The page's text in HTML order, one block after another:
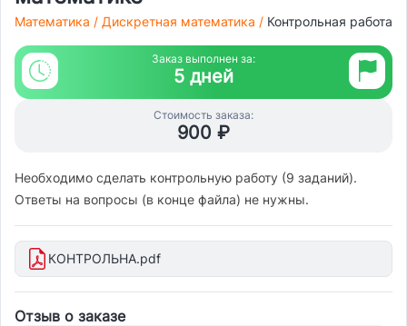
Математика / Дискретная математика / Контрольная работа
Заказ выполнен за:
5 дней
Стоимость заказа:
900 ₽
Необходимо сделать контрольную работу (9 заданий).
Ответы на вопросы (в конце файла) не нужны.
КОНТРОЛЬНА.pdf
Отзыв о заказе